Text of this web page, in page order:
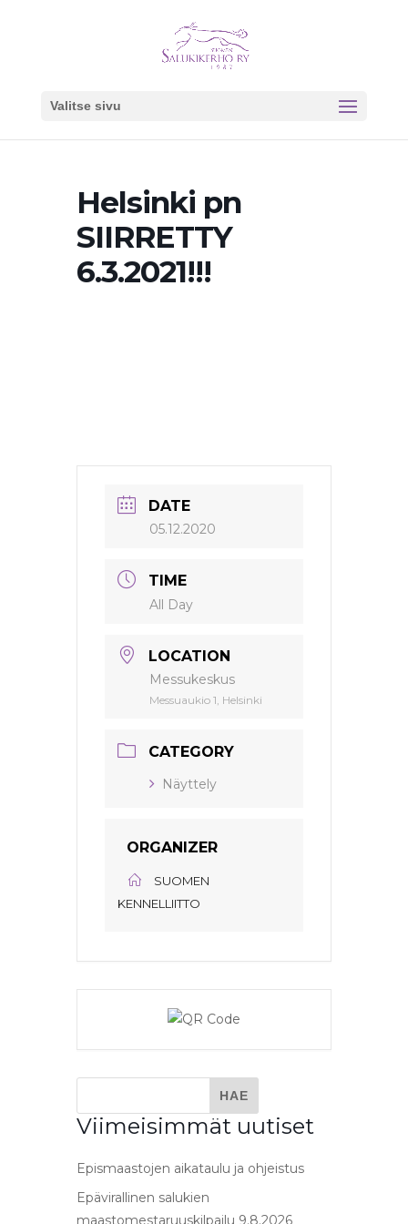
Valitse sivu
Helsinki pn
SIIRRETTY
6.3.2021!!!
DATE
05.12.2020
TIME
All Day
LOCATION
Messukeskus
Messuaukio 1, Helsinki
CATEGORY
Näyttely
ORGANIZER
SUOMEN
KENNELLIITTO
Viimeisimmät uutiset
Epismaastojen aikataulu ja ohjeistus
Epävirallinen salukien
maastomestaruuskilpailu 9.8.2026